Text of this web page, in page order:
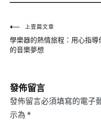
文
章
覽
上壹篇文章
學樂器的熱情旅程：用心指導
的音樂夢想
發佈留言
發佈留言必須填寫的電子
示為 *